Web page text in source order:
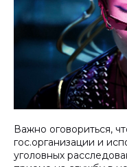
Важно оговориться,
гос.организации и
уголовных